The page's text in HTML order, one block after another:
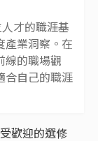
才的職涯基
產業洞察。在
線的職場觀
合自己的職涯
歡迎的選修